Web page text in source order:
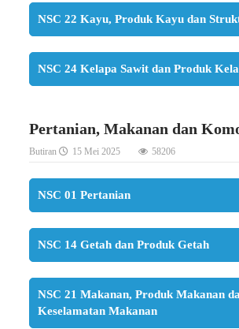
NSC 22 Kayu, Produk Kayu dan
NSC 24 Kelapa Sawit dan Produk
Pertanian, Makanan dan
Butiran 15 Mei 2025 58206
NSC 01 Pertanian
NSC 14 Getah dan Produk Getah
NSC 21 Makanan, Produk Makanan
Keselamatan Makanan